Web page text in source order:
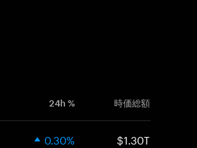
24h % 時価総額
0.30% $1.30T